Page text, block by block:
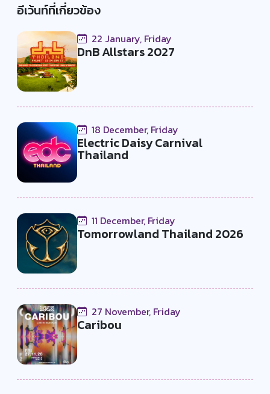
อีเว้นท์ที่เกี่ยวข้อง
22 January, Friday
DnB Allstars 2027
18 December, Friday
Electric Daisy Carnival
Thailand
11 December, Friday
Tomorrowland Thailand 2026
27 November, Friday
Caribou